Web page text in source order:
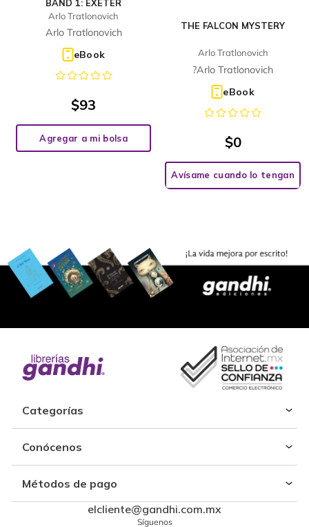
BAND 1: EXETER
Arlo Tratlonovich
Arlo Tratlonovich
eBook
$93
Agregar a mi bolsa
THE FALCON MYSTERY
Arlo Tratlonovich
?Arlo Tratlonovich
eBook
$0
Avísame cuando lo tengan
Categorías
Conócenos
Métodos de pago
elcliente@gandhi.com.mx
Síguenos